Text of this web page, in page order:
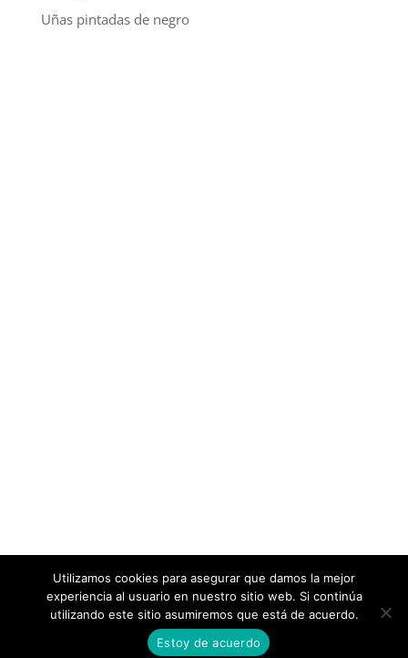
Uñas pintadas de negro
Contacto Cookies Quiénes somos
Utilizamos cookies para asegurar que damos la mejor
experiencia al usuario en nuestro sitio web. Si continúa
utilizando este sitio asumiremos que está de acuerdo.
Estoy de acuerdo